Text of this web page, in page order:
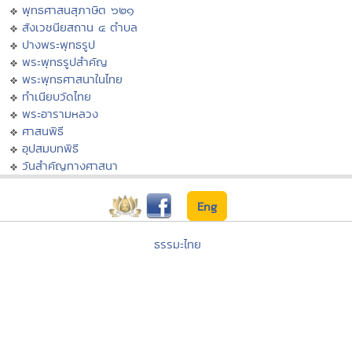
พุทธศาสนสุภาษิต ๖๒๑
สังเวชนียสถาน ๔ ตำบล
ปางพระพุทธรูป
พระพุทธรูปสำคัญ
พระพุทธศาสนาในไทย
ทำเนียบวัดไทย
พระอารามหลวง
ศาสนพิธี
อุปสมบทพิธี
วันสำคัญทางศาสนา
Eng
ธรรมะไทย